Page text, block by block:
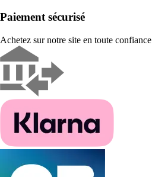
Paiement sécurisé
Achetez sur notre site en toute confiance